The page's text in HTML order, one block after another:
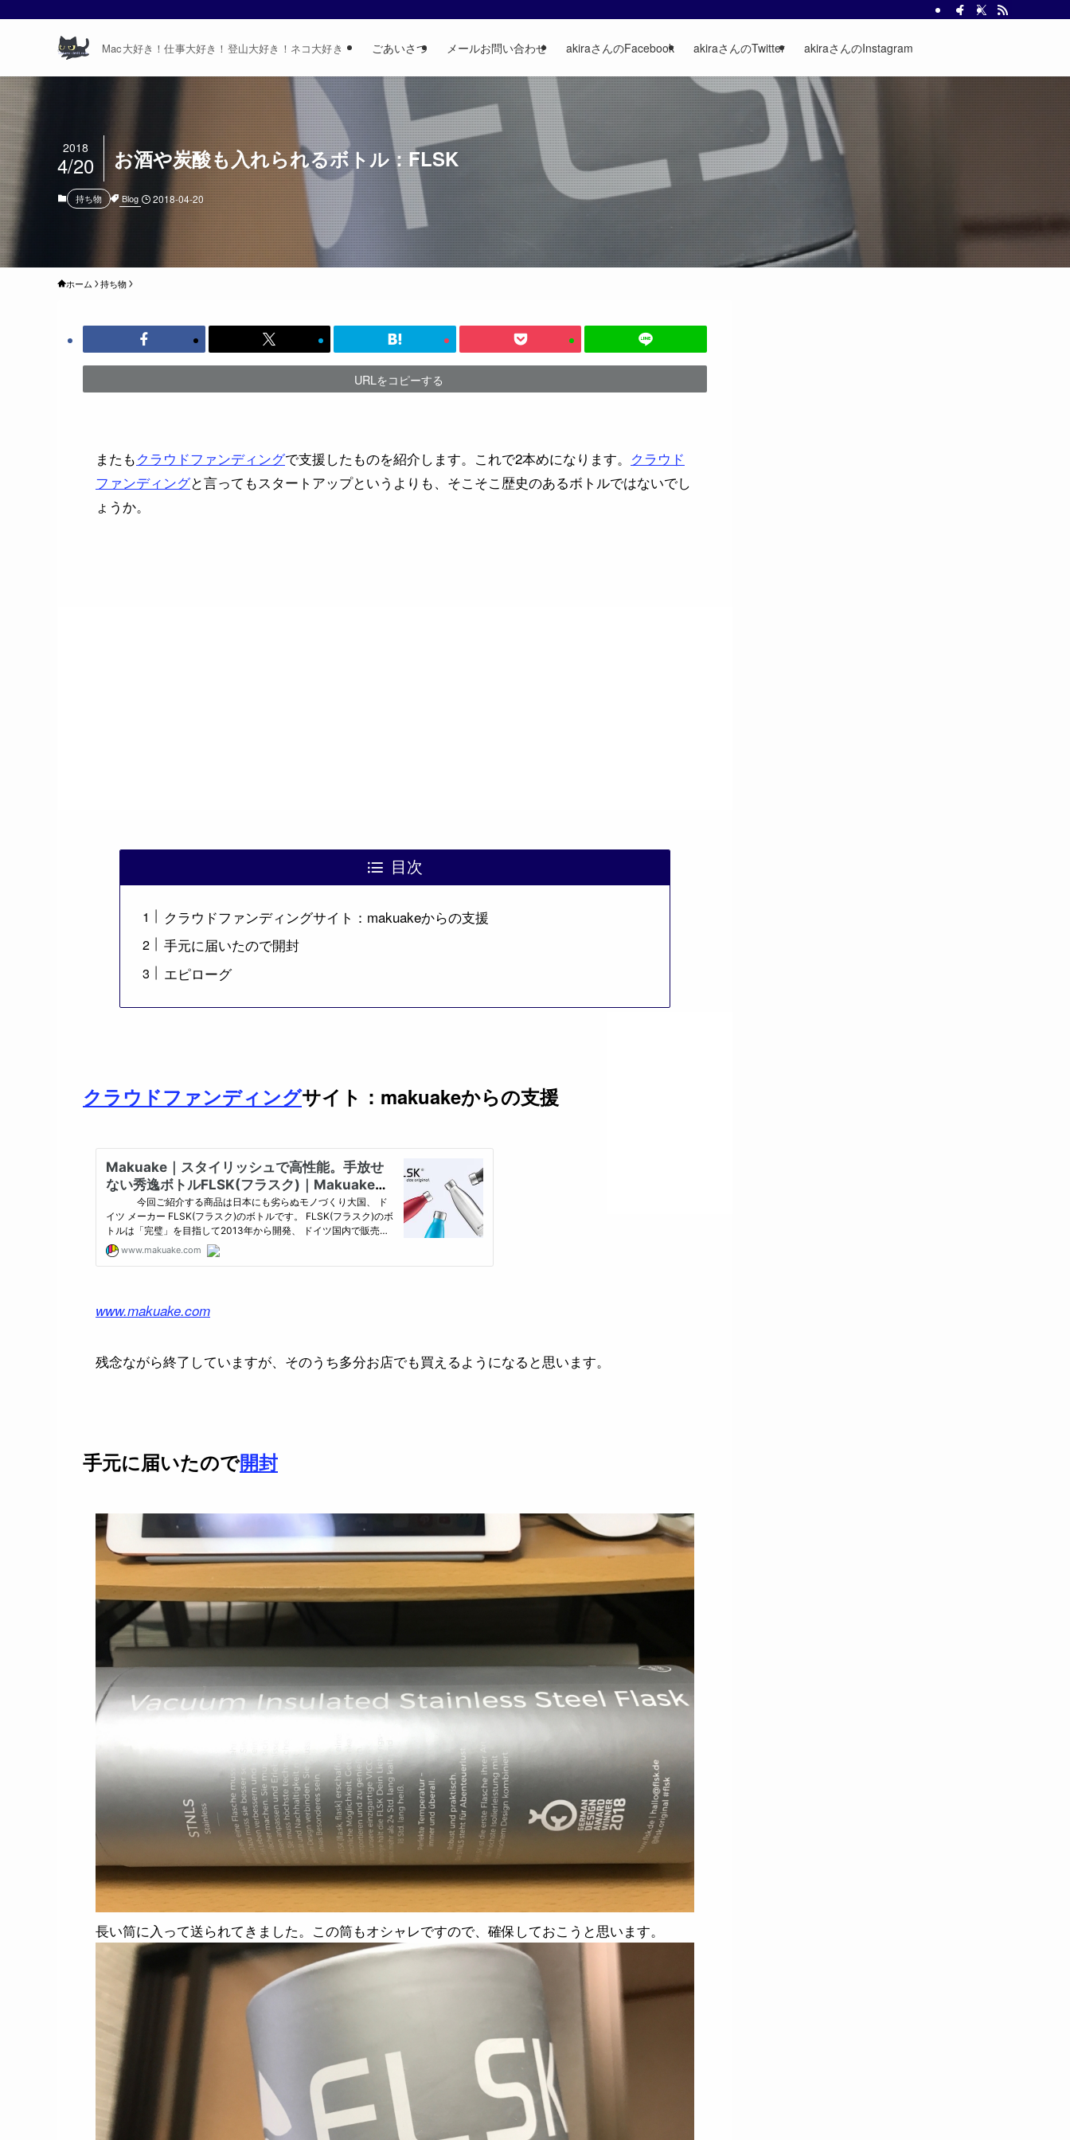
Mac大好き！仕事大好き！登山大好き！ネコ大好き ごあいさつ メールお問い合わせ akiraさんのFacebook akiraさんのTwitter akiraさんのInstagram
お酒や炭酸も入れられるボトル：FLSK
2018
4/20
持ち物 Blog 2018-04-20
ホーム 持ち物
URLをコピーする
またもクラウドファンディングで支援したものを紹介します。これで2本めになります。 クラウド
ファンディングと言ってもスタートアップというよりも、そこそこ歴史のあるボトルではないでし
ょうか。
目次
クラウドファンディングサイト：makuakeからの支援
手元に届いたので開封
エピローグ
クラウドファンディングサイト：makuakeからの支援
www.makuake.com
残念ながら終了していますが、そのうち多分お店でも買えるようになると思います。
手元に届いたので開封
長い筒に入って送られてきました。この筒もオシャレですので、確保しておこうと思います。